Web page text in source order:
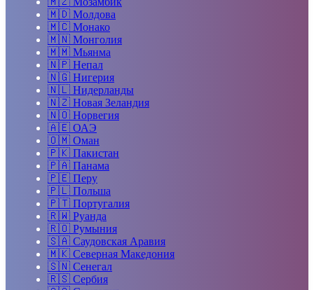
🇲🇩 Молдова
🇲🇨 Монако
🇲🇳 Монголия
🇲🇲 Мьянма
🇳🇵 Непал
🇳🇬 Нигерия
🇳🇱 Нидерланды
🇳🇿 Новая Зеландия
🇳🇴 Норвегия
🇦🇪 ОАЭ
🇴🇲 Оман
🇵🇰 Пакистан
🇵🇦 Панама
🇵🇪 Перу
🇵🇱 Польша
🇵🇹 Португалия
🇷🇼 Руанда
🇷🇴 Румыния
🇸🇦 Саудовская Аравия
🇲🇰 Северная Македония
🇸🇳 Сенегал
🇷🇸 Сербия